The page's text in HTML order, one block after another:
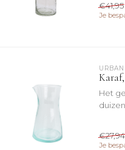
€41,95
Je
Het
€27,94
Je